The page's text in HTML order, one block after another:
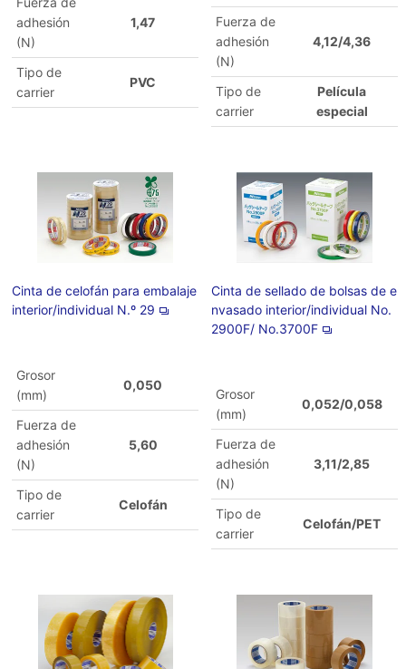
adhesión
(N)
1,47
Tipo de
carrier
PVC
Fuerza de
adhesión
(N)
4,12/4,36
Tipo de
carrier
Película
especial
Cinta de celofán para embalaje
interior/individual N.º 29
Grosor
(mm)
0,050
Fuerza de
adhesión
(N)
5,60
Tipo de
carrier
Celofán
Cinta de sellado de bolsas de e
nvasado interior/individual No.
2900F/ No.3700F
Grosor
(mm)
0,052/0,058
Fuerza de
adhesión
(N)
3,11/2,85
Tipo de
carrier
Celofán/PET